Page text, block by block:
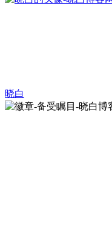
晓白